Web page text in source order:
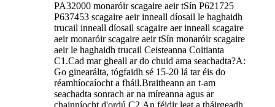
PA32000 monaróir scagaire aeir tSín P621725
P637453 scagaire aeir inneall díosail le haghaidh
trucail inneall díosail scagaire aer inneall scagaire
aeir monaróir scagaire aeir tSín monaróir scagaire
aeir le haghaidh trucail Ceisteanna Coitianta
C1.Cad mar gheall ar do chuid ama seachadta?A:
Go ginearálta, tógfaidh sé 15-20 lá tar éis do
réamhíocaíocht a fháil.Braitheann an t-am
seachadta sonrach ar na míreanna agus ar
chainníocht d'ordú.C2.An féidir leat a tháirgeadh